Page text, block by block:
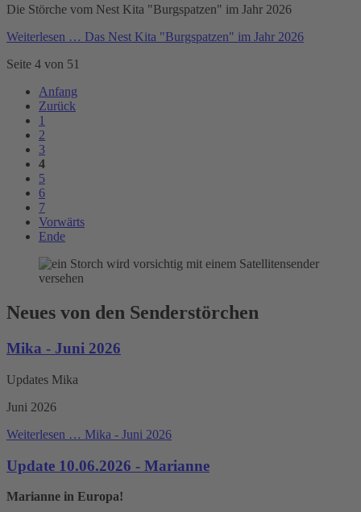
Die Störche vom Nest Kita "Burgspatzen" im Jahr 2026
Weiterlesen … Das Nest Kita "Burgspatzen" im Jahr 2026
Seite 4 von 51
Anfang
Zurück
1
2
3
4
5
6
7
Vorwärts
Ende
Neues von den Senderstörchen
Mika - Juni 2026
Updates Mika
Juni 2026
Weiterlesen … Mika - Juni 2026
Update 10.06.2026 - Marianne
Marianne in Europa!